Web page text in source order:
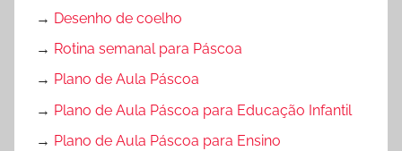
→ Desenho de coelho
→ Rotina semanal para Páscoa
→ Plano de Aula Páscoa
→ Plano de Aula Páscoa para Educação Infantil
→ Plano de Aula Páscoa para Ensino